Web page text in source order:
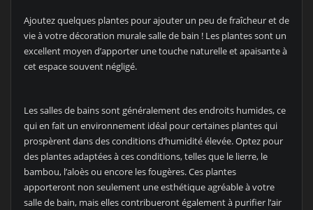
Ajoutez quelques plantes pour ajouter un peu de fraîcheur et de
vie à votre décoration murale salle de bain ! Les plantes sont un
excellent moyen d’apporter une touche naturelle et apaisante à
cet espace souvent négligé.
Les salles de bains sont généralement des endroits humides, ce
qui en fait un environnement idéal pour certaines plantes qui
prospèrent dans des conditions d’humidité élevée. Optez pour
des plantes adaptées à ces conditions, telles que le lierre, le
bambou, l’aloès ou encore les fougères. Ces plantes
apporteront non seulement une esthétique agréable à votre
salle de bain, mais elles contribueront également à purifier l’air